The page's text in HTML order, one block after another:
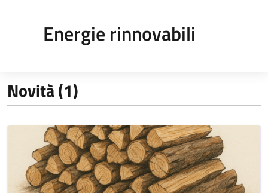
Energie rinnovabili
Novità (1)